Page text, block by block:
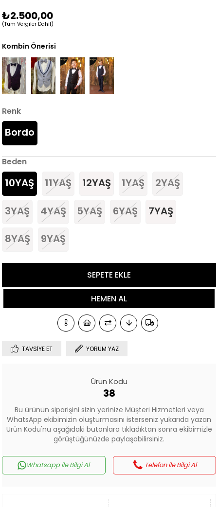
₺2.500,00
(Tüm Vergiler Dahil)
Kombin Önerisi
Renk
Bordo
Beden
10YAŞ 11YAŞ 12YAŞ 1YAŞ 2YAŞ
3YAŞ 4YAŞ 5YAŞ 6YAŞ 7YAŞ
8YAŞ 9YAŞ
TAVSIYE ET YORUM YAZ
Ürün Kodu
38
Bu ürünün siparişini sizin yerinize Müşteri Hizmetleri veya
WhatsApp ekibimizin oluşturmasını isterseniz yukarıda yazan
Ürün Kodu'nu aşağıdaki butonlara tıkladıktan sonra ekibimizle
görüştüğünüzde paylaşabilirsiniz.
Whatsapp ile Bilgi Al Telefon ile Bilgi Al